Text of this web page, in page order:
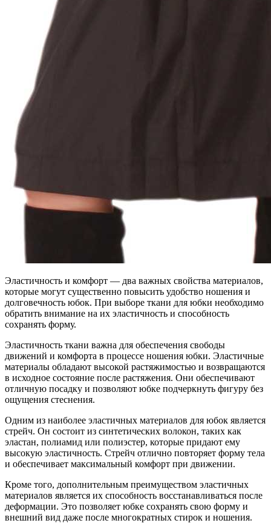
Эластичность и комфорт — два важных свойства материалов,
которые могут существенно повысить удобство ношения и
долговечность юбок. При выборе ткани для юбки необходимо
обратить внимание на их эластичность и способность
сохранять форму.
Эластичность ткани важна для обеспечения свободы
движений и комфорта в процессе ношения юбки. Эластичные
материалы обладают высокой растяжимостью и возвращаются
в исходное состояние после растяжения. Они обеспечивают
отличную посадку и позволяют юбке подчеркнуть фигуру без
ощущения стеснения.
Одним из наиболее эластичных материалов для юбок является
стрейч. Он состоит из синтетических волокон, таких как
эластан, полиамид или полиэстер, которые придают ему
высокую эластичность. Стрейч отлично повторяет форму тела
и обеспечивает максимальный комфорт при движении.
Кроме того, дополнительным преимуществом эластичных
материалов является их способность восстанавливаться после
деформации. Это позволяет юбке сохранять свою форму и
внешний вид даже после многократных стирок и ношения.